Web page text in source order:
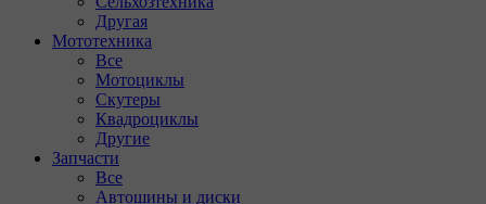
Другая
Мототехника
Все
Мотоциклы
Скутеры
Квадроциклы
Другие
Запчасти
Все
Автошины и диски